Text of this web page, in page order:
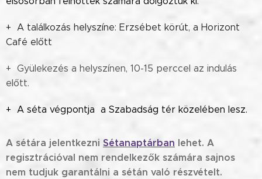
+ A találkozás helyszíne: Erzsébet körút, a Horizont
Café előtt
+ Gyülekezés a helyszínen, 10-15 perccel az indulás
előtt.
+ A séta végpontja a Szabadság tér közelében lesz.
A sétára jelentkezni Sétanaptárban lehet. A
regisztrációval nem rendelkezők számára sajnos
nem tudjuk garantálni a sétán való részvételt.